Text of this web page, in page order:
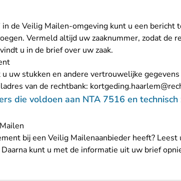
in de Veilig Mailen-omgeving kunt u een bericht
Vermeld altijd uw zaaknummer, zodat de
u in de brief over uw zaak.
uw stukken en andere vertrouwelijke
van de rechtbank:
die voldoen aan NTA 7516 en
bij een Veilig Mailenaanbieder heeft? Leest
Daarna kunt u met de informatie uit uw brief